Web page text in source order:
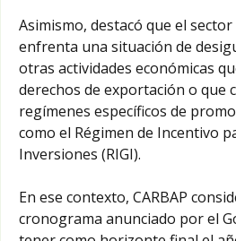
Asimismo, destacó que el
enfrenta una situación de
otras actividades económicas
derechos de exportación o que
regímenes específicos de
como el Régimen de Incentivo
Inversiones (RIGI).
En ese contexto, CARBAP
cronograma anunciado por el